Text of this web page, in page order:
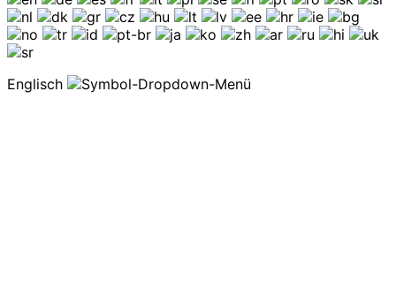
Englisch